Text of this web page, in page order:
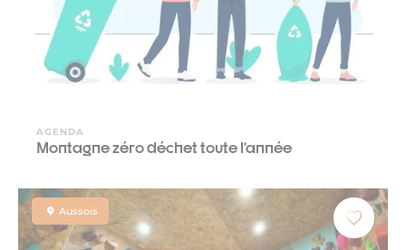
AGENDA
Montagne zéro déchet toute l’année
Aussois